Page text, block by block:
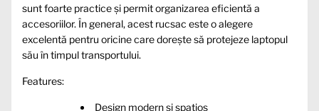
sunt foarte practice și permit organizarea eficientă a
accesoriilor. În general, acest rucsac este o alegere
excelentă pentru oricine care dorește să protejeze laptopul
său în timpul transportului.
Features:
Design modern și spațios